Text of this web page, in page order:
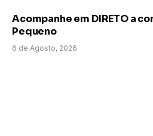
Acompanhe em DIRETO a
Pequeno
6 de Agosto, 2026